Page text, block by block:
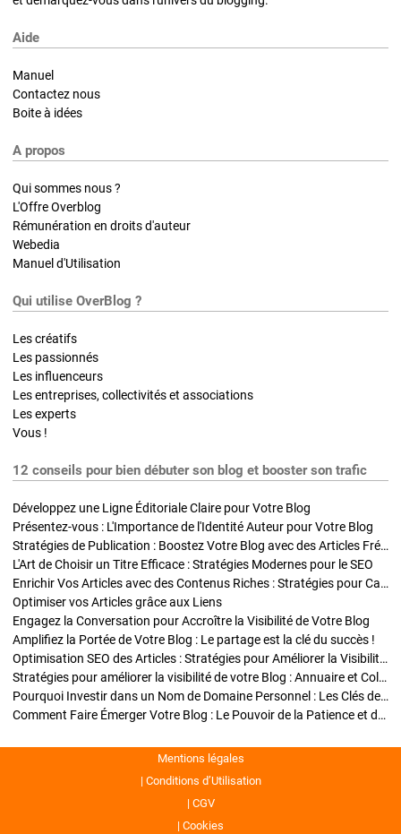
Aide
Manuel
Contactez nous
Boite à idées
A propos
Qui sommes nous ?
L'Offre Overblog
Rémunération en droits d'auteur
Webedia
Manuel d'Utilisation
Qui utilise OverBlog ?
Les créatifs
Les passionnés
Les influenceurs
Les entreprises, collectivités et associations
Les experts
Vous !
12 conseils pour bien débuter son blog et booster son trafic
Développez une Ligne Éditoriale Claire pour Votre Blog
Présentez-vous : L'Importance de l'Identité Auteur pour Votre Blog
Stratégies de Publication : Boostez Votre Blog avec des Articles Fréquents et Exclusifs
L'Art de Choisir un Titre Efficace : Stratégies Modernes pour le SEO
Enrichir Vos Articles avec des Contenus Riches : Stratégies pour Captiver et Optimiser
Optimiser vos Articles grâce aux Liens
Engagez la Conversation pour Accroître la Visibilité de Votre Blog
Amplifiez la Portée de Votre Blog : Le partage est la clé du succès !
Optimisation SEO des Articles : Stratégies pour Améliorer la Visibilité de Votre Blog
Stratégies pour améliorer la visibilité de votre Blog : Annuaire et Collaborations
Pourquoi Investir dans un Nom de Domaine Personnel : Les Clés de la Réussite de Votre Blog
Comment Faire Émerger Votre Blog : Le Pouvoir de la Patience et de la Persévérance
Mentions légales
Conditions d’Utilisation
CGV
Cookies